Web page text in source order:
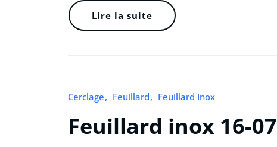
Lire la suite
Cerclage Feuillard Feuillard Inox
Feuillard inox 16-07